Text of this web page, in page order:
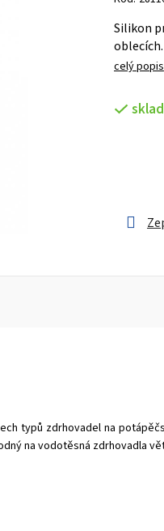
0,0
z 5
Silikon
oblecích.
celý popis
typů zdrhovadel na
na vodotěsná zdrhovadla